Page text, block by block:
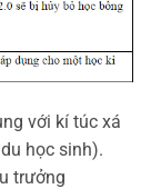
học sinh).
trưởng